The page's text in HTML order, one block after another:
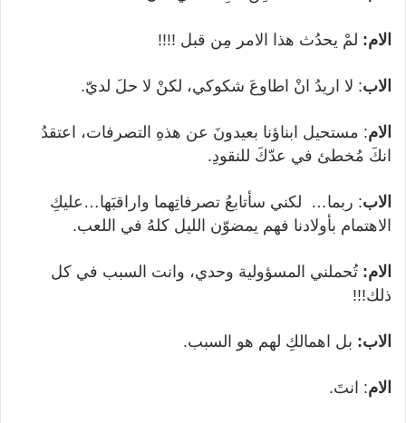
الام: لمْ يحدُث هذا الامر مِن قبل !!!!
الاب: لا اريدُ انْ اطاوعَ شكوكي، لكنْ لا حلَ لديّ.
الام: مستحيل ابناؤنا بعيدونَ عن هذهِ التصرفات، اعتقدُ
انكَ مُخطئ في عدّكَ للنقودِ.
الاب: ربما… لكني سأتابعُ تصرفاتِهما واراقبَها…عليكِ
الاهتمام بأولادنا فهم يمضوّن الليل كلهُ في اللعب.
الام: تُحملني المسؤولية وحدي، وانت السبب في كل
ذلك!!!
الاب: بل اهمالكِ لهم هو السبب.
الام: انتَ.